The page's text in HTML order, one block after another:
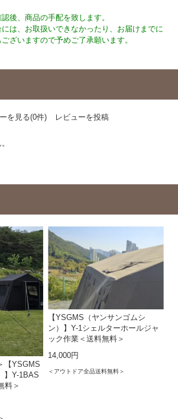
後、商品の手配を致します。
は、お取扱いできなかったり、お届けまでに
ざいますので予めご了承願います。
を見る(0件) レビューを投稿
【YSGMS
】Y-1BAS
料＞
【YSGMS（ヤンサンゴムシ
ン）】Y-1シェルターホールジャ
ック作業＜送料無料＞
14,000円
＜アウトドア全品送料無料＞